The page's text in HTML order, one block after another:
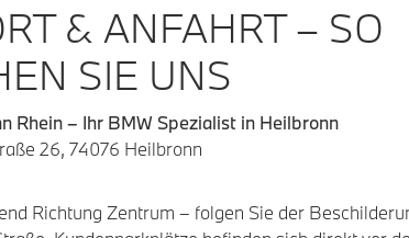
& ANFAHRT – SO
SIE UNS
Rhein – Ihr BMW Spezialist in Heilbronn
26, 74076 Heilbronn
Richtung Zentrum – folgen Sie der